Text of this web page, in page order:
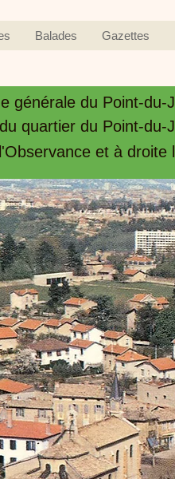
Balades Gazettes
générale du Point-du-
quartier du Point-du-
et à droite